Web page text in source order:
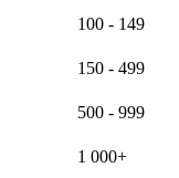
100 - 149
150 - 499
500 - 999
1 000+